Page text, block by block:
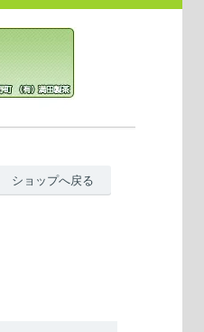
ショップへ戻る